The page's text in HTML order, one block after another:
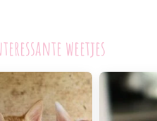
weetjes